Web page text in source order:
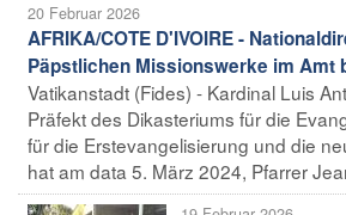
20 Februar 2026
AFRIKA/COTE D'IVOIRE -
Päpstlichen Missionswerke im Amt
Vatikanstadt (Fides) - Kardinal Luis
Präfekt des Dikasteriums für die
für die Erstevangelisierung und die
hat am data 5. März 2024, Pfarrer